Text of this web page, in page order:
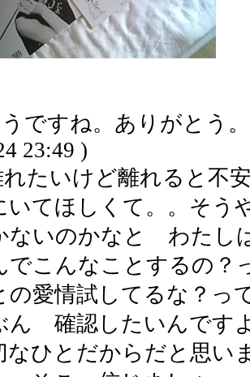
ですね。ありがとう
23:49 )
れたいけど離れると
いてほしくて。。そ
ないのかなと わたし
でこんなことするの
の愛情試してるな？っ
ん 確認したいんです
なひとだからだと思い